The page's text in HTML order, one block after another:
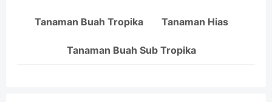
Tanaman Buah Tropika Tanaman Hias
Tanaman Buah Sub Tropika